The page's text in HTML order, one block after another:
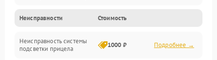
Механические повреждения
Неисправность фокусировки и оптики
Неисправности Стоимость
Неисправность системы
подсветки прицела
1000 ₽ Подробнее →